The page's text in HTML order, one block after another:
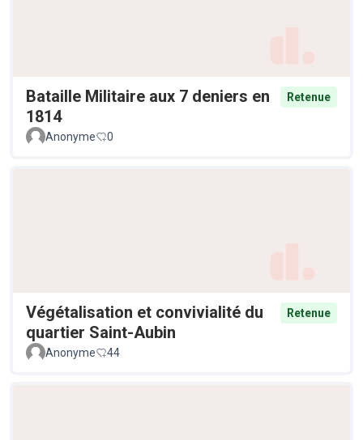
Bataille Militaire aux 7 deniers en
1814
Retenue
Anonyme 0
Végétalisation et convivialité du
quartier Saint-Aubin
Retenue
Anonyme 44